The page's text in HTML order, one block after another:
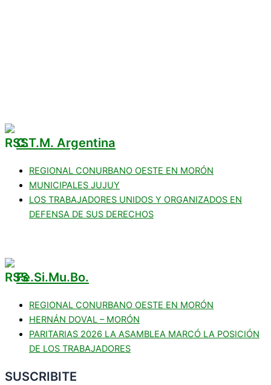
C.T.M. Argentina
REGIONAL CONURBANO OESTE EN MORÓN
MUNICIPALES JUJUY
LOS TRABAJADORES UNIDOS Y ORGANIZADOS EN
DEFENSA DE SUS DERECHOS
Fe.Si.Mu.Bo.
REGIONAL CONURBANO OESTE EN MORÓN
HERNÁN DOVAL – MORÓN
PARITARIAS 2026 LA ASAMBLEA MARCÓ LA POSICIÓN
DE LOS TRABAJADORES
SUSCRIBITE